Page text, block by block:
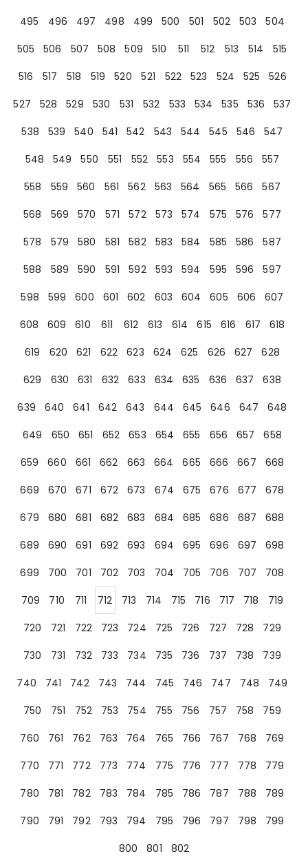
495
496 497 498 499 500 501 502 503
504
505
506 507 508 509 510 511 512 513 514
515
516
517 518 519 520 521 522 523 524 525
526
527
528 529 530 531 532 533 534 535 536
537
538
539 540 541 542 543 544 545 546
547
548
549 550 551 552 553 554 555 556
557
558
559 560 561 562 563 564 565 566
567
568
569 570 571 572 573 574 575 576
577
578
579 580 581 582 583 584 585 586
587
588
589 590 591 592 593 594 595 596
597
598
599 600 601 602 603 604 605 606
607
608
609 610 611 612 613 614 615 616 617
618
619
620 621 622 623 624 625 626 627
628
629
630 631 632 633 634 635 636 637
638
639
640 641 642 643 644 645 646 647
648
649
650 651 652 653 654 655 656 657
658
659
660 661 662 663 664 665 666 667
668
669
670 671 672 673 674 675 676 677
678
679
680 681 682 683 684 685 686 687
688
689
690 691 692 693 694 695 696 697
698
699
700 701 702 703 704 705 706 707
708
709
710 711 712 713 714 715 716 717 718
719
720
721 722 723 724 725 726 727 728
729
730
731 732 733 734 735 736 737 738
739
740
741 742 743 744 745 746 747 748
749
750
751 752 753 754 755 756 757 758
759
760
761 762 763 764 765 766 767 768
769
770
771 772 773 774 775 776 777 778
779
780
781 782 783 784 785 786 787 788
789
790
791 792 793 794 795 796 797 798
799
800
801 802